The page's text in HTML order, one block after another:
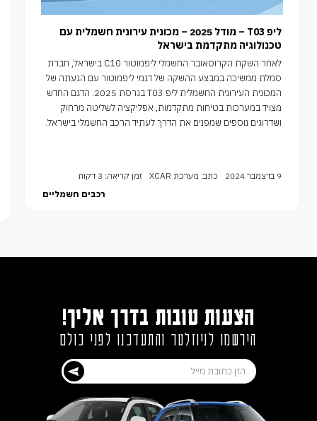
ליפ T03 – מודל 2025 – מכונית עירונית חשמלית עם
טכנולוגיה מתקדמת בישראל
לאחר השקת הקרוסאובר החשמלי ליפמוטור C10 בישראל, חברת
סמלת ממשיכה במבצע ההשקה של דגמי ליפמוטור עם הגעתה של
המכונית העירונית החשמלית ליפ T03 בגרסת 2025. הדגם החדש
מצויד במערכות בטיחות מתקדמות, אפליקציה לשליטה מרחוק
ושדרוגים נוספים שמפנים את הדרך לעתיד הרכב החשמלי בישראל.
9 בדצמבר 2024 כתב: מערכת XCAR
זמן קריאה: 3 דקות
רכבים חשמליים
הצעות טובות בדרך אליך!
הירשמו לניוזלטר והתעדכנו לפני כולם